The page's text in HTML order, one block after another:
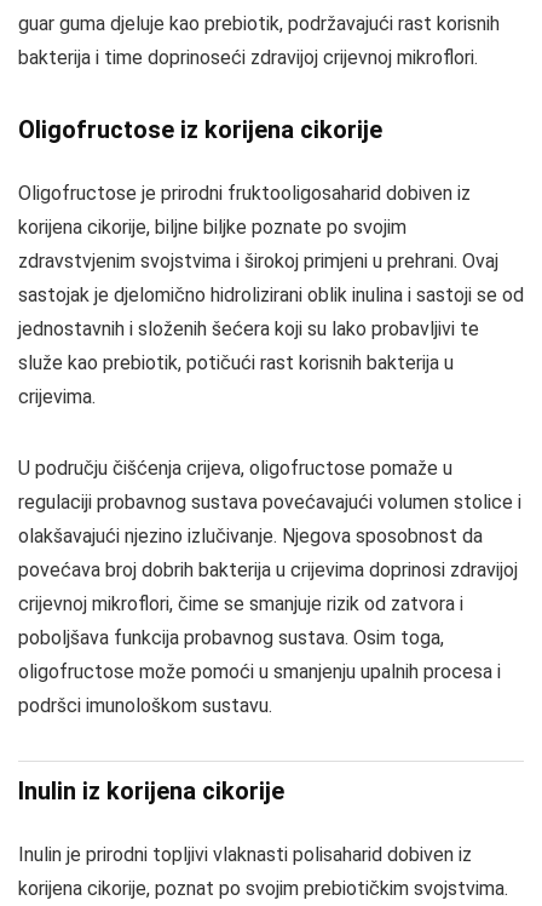
guar guma djeluje kao prebiotik, podržavajući rast korisnih
bakterija i time doprinoseći zdravijoj crijevnoj mikroflori.
Oligofructose iz korijena cikorije
Oligofructose je prirodni fruktooligosaharid dobiven iz
korijena cikorije, biljne biljke poznate po svojim
zdravstvjenim svojstvima i širokoj primjeni u prehrani. Ovaj
sastojak je djelomično hidrolizirani oblik inulina i sastoji se od
jednostavnih i složenih šećera koji su lako probavljivi te
služe kao prebiotik, potičući rast korisnih bakterija u
crijevima.
U području čišćenja crijeva, oligofructose pomaže u
regulaciji probavnog sustava povećavajući volumen stolice i
olakšavajući njezino izlučivanje. Njegova sposobnost da
povećava broj dobrih bakterija u crijevima doprinosi zdravijoj
crijevnoj mikroflori, čime se smanjuje rizik od zatvora i
poboljšava funkcija probavnog sustava. Osim toga,
oligofructose može pomoći u smanjenju upalnih procesa i
podršci imunološkom sustavu.
Inulin iz korijena cikorije
Inulin je prirodni topljivi vlaknasti polisaharid dobiven iz
korijena cikorije, poznat po svojim prebiotičkim svojstvima.